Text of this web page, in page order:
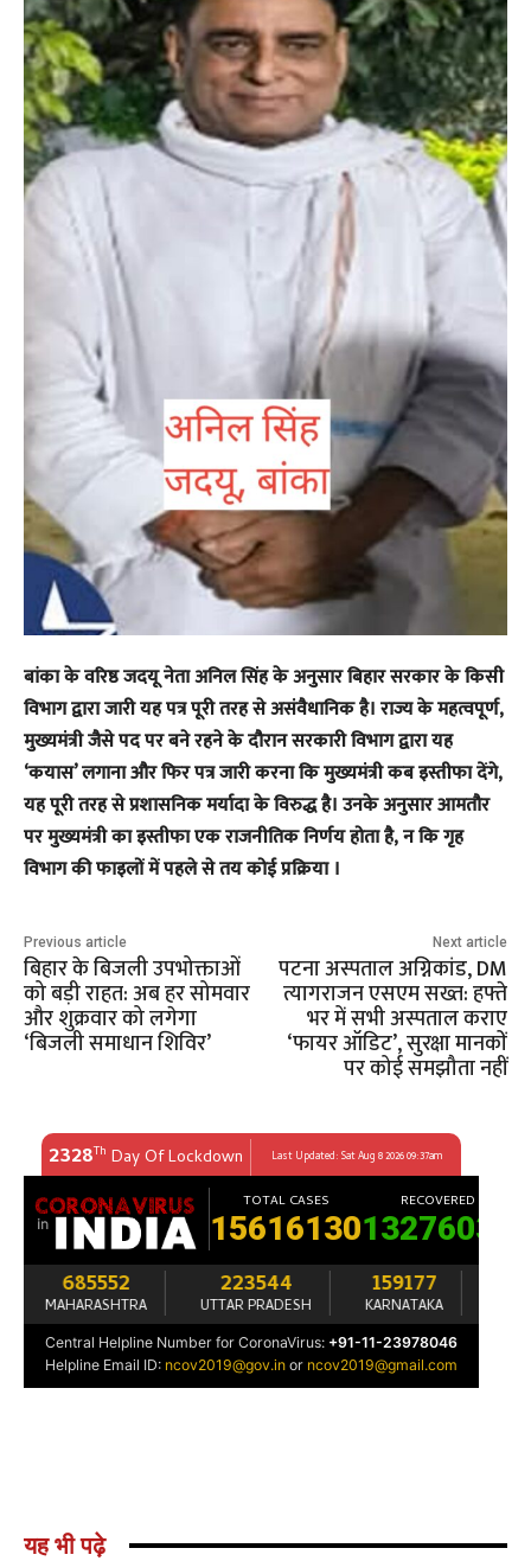
बांका के वरिष्ठ जदयू नेता अनिल सिंह के अनुसार बिहार सरकार के किसी
विभाग द्वारा जारी यह पत्र पूरी तरह से असंवैधानिक है। राज्य के महत्वपूर्ण,
मुख्यमंत्री जैसे पद पर बने रहने के दौरान सरकारी विभाग द्वारा यह
‘कयास’ लगाना और फिर पत्र जारी करना कि मुख्यमंत्री कब इस्तीफा देंगे,
यह पूरी तरह से प्रशासनिक मर्यादा के विरुद्ध है। उनके अनुसार आमतौर
पर मुख्यमंत्री का इस्तीफा एक राजनीतिक निर्णय होता है, न कि गृह
विभाग की फाइलों में पहले से तय कोई प्रक्रिया ।
Previous article
बिहार के बिजली उपभोक्ताओं
को बड़ी राहत: अब हर सोमवार
और शुक्रवार को लगेगा
‘बिजली समाधान शिविर’
Next article
पटना अस्पताल अग्निकांड, DM
त्यागराजन एसएम सख्त: हफ्ते
भर में सभी अस्पताल कराए
‘फायर ऑडिट’, सुरक्षा मानकों
पर कोई समझौता नहीं
यह भी पढ़े